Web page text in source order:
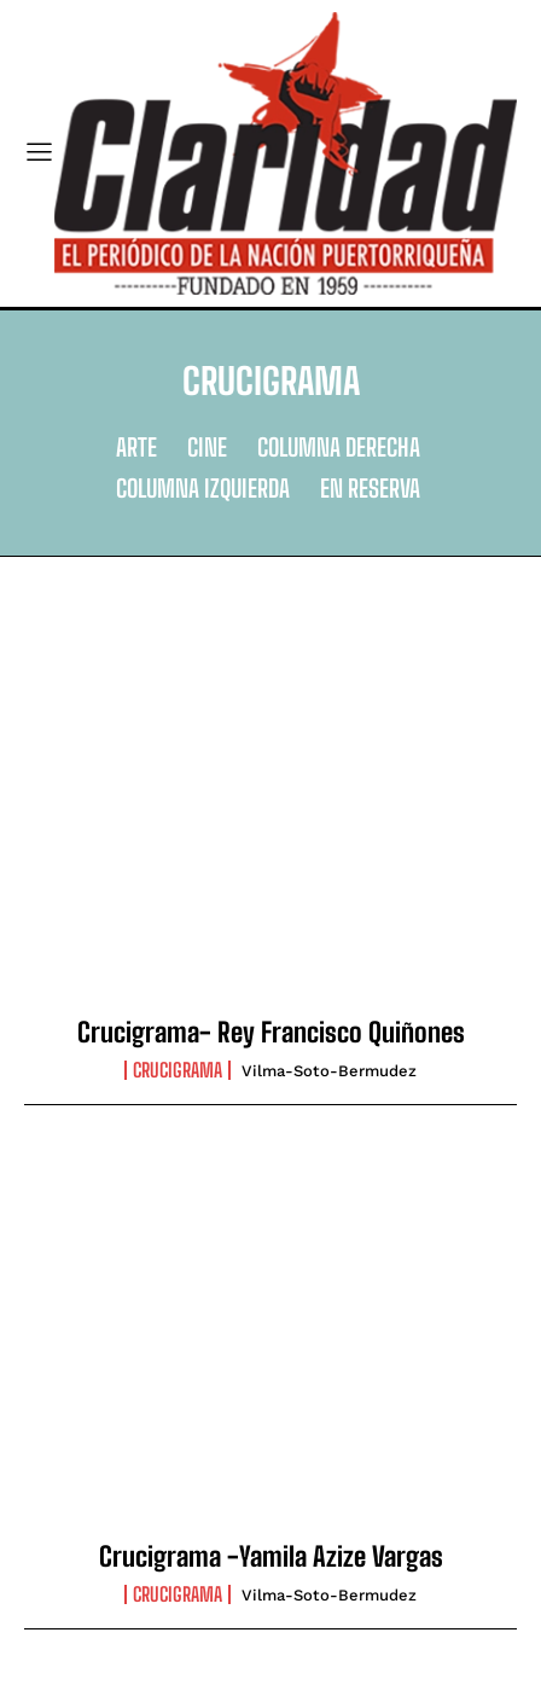
CRUCIGRAMA
ARTE CINE
COLUMNA DERECHA
COLUMNA IZQUIERDA
EN RESERVA
Crucigrama- Rey Francisco Quiñones
CRUCIGRAMA Vilma-Soto-Bermudez
Crucigrama -Yamila Azize Vargas
CRUCIGRAMA Vilma-Soto-Bermudez